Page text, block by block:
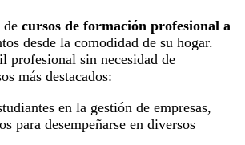
de cursos de formación profesional a
desde la comodidad de su hogar.
profesional sin necesidad de
más destacados:
en la gestión de empresas,
para desempeñarse en diversos